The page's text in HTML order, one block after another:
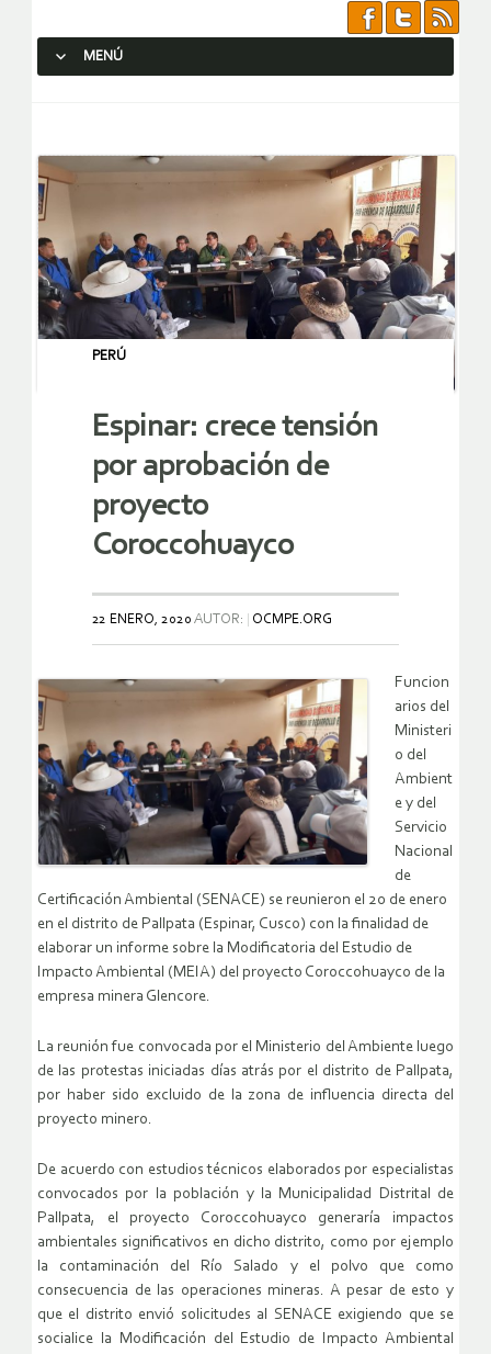
MENÚ
PERÚ
Espinar: crece tensión
por aprobación de
proyecto
Coroccohuayco
22 ENERO, 2020 AUTOR: OCMPE.ORG
Funcion
arios del
Ministeri
o del
Ambient
e y del
Servicio
Nacional
de
Certificación Ambiental (SENACE) se reunieron el 20 de enero
en el distrito de Pallpata (Espinar, Cusco) con la finalidad de
elaborar un informe sobre la Modificatoria del Estudio de
Impacto Ambiental (MEIA) del proyecto Coroccohuayco de la
empresa minera Glencore.
La reunión fue convocada por el Ministerio del Ambiente luego
de las protestas iniciadas días atrás por el distrito de Pallpata,
por haber sido excluido de la zona de influencia directa del
proyecto minero.
De acuerdo con estudios técnicos elaborados por especialistas
convocados por la población y la Municipalidad Distrital de
Pallpata, el proyecto Coroccohuayco generaría impactos
ambientales significativos en dicho distrito, como por ejemplo
la contaminación del Río Salado y el polvo que como
consecuencia de las operaciones mineras. A pesar de esto y
que el distrito envió solicitudes al SENACE exigiendo que se
socialice la Modificación del Estudio de Impacto Ambiental